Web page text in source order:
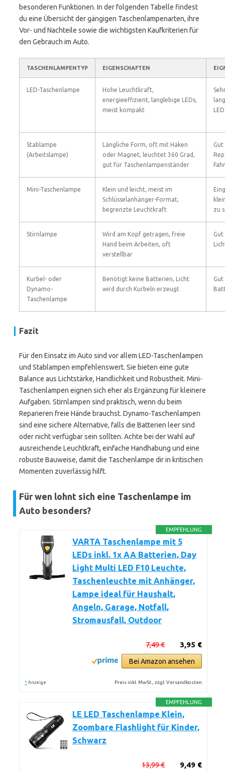
besonderen Funktionen. In der folgenden Tabelle findest
du eine Übersicht der gängigen Taschenlampenarten, ihre
Vor- und Nachteile sowie die wichtigsten Kaufkriterien für
den Gebrauch im Auto.
TASCHENLAMPENTYP EIGENSCHAFTEN
LED-Taschenlampe
Hohe Leuchtkraft,
energieeffizient, langlebige LEDs,
meist kompakt
Stablampe
(Arbeitslampe)
Längliche Form, oft mit Haken
oder Magnet, leuchtet 360 Grad,
gut für Taschenlampenständer
Mini-Taschenlampe
Klein und leicht, meist im
Schlüsselanhänger-Format,
begrenzte Leuchtkraft
zu
Stirnlampe
Wird am Kopf getragen, freie
Hand beim Arbeiten, oft
verstellbar
Kurbel- oder
Dynamo-
Taschenlampe
Benötigt keine Batterien, Licht
wird durch Kurbeln erzeugt
Fazit
Für den Einsatz im Auto sind vor allem LED-Taschenlampen
und Stablampen empfehlenswert. Sie bieten eine gute
Balance aus Lichtstärke, Handlichkeit und Robustheit. Mini-
Taschenlampen eignen sich eher als Ergänzung für kleinere
Aufgaben. Stirnlampen sind praktisch, wenn du beim
Reparieren freie Hände brauchst. Dynamo-Taschenlampen
sind eine sichere Alternative, falls die Batterien leer sind
oder nicht verfügbar sein sollten. Achte bei der Wahl auf
ausreichende Leuchtkraft, einfache Handhabung und eine
robuste Bauweise, damit die Taschenlampe dir in kritischen
Momenten zuverlässig hilft.
Für wen lohnt sich eine Taschenlampe im
Auto besonders?
EMPFEHLUNG
VARTA Taschenlampe mit 5
LEDs inkl. 1x AA Batterien, Day
Light Multi LED F10 Leuchte,
Taschenleuchte mit Anhänger,
Lampe ideal für Haushalt,
Angeln, Garage, Notfall,
Stromausfall, Outdoor
3,95 €
7,49 €
Bei Amazon ansehen
* Anzeige Preis inkl. MwSt., zzgl. Versandkosten
EMPFEHLUNG
LE LED Taschenlampe Klein,
Zoombare Flashlight für Kinder,
Schwarz
9,49 €
13,99 €